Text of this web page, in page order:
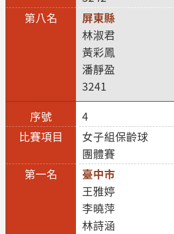
屏東縣
林淑君
黃彩鳳
潘靜盈
3241
4
女子組保齡球
團體賽
臺中市
王雅婷
李曉萍
林詩涵